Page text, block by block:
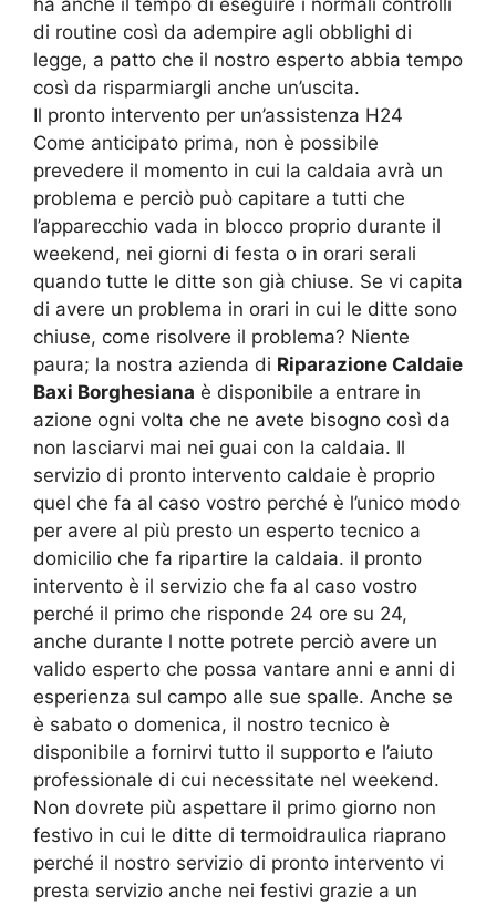
di routine così da adempire agli obblighi di
legge, a patto che il nostro esperto abbia tempo
così da risparmiargli anche un’uscita.
Il pronto intervento per un’assistenza H24
Come anticipato prima, non è possibile
prevedere il momento in cui la caldaia avrà un
problema e perciò può capitare a tutti che
l’apparecchio vada in blocco proprio durante il
weekend, nei giorni di festa o in orari serali
quando tutte le ditte son già chiuse. Se vi capita
di avere un problema in orari in cui le ditte sono
chiuse, come risolvere il problema? Niente
paura; la nostra azienda di Riparazione Caldaie
Baxi Borghesiana è disponibile a entrare in
azione ogni volta che ne avete bisogno così da
non lasciarvi mai nei guai con la caldaia. Il
servizio di pronto intervento caldaie è proprio
quel che fa al caso vostro perché è l’unico modo
per avere al più presto un esperto tecnico a
domicilio che fa ripartire la caldaia. il pronto
intervento è il servizio che fa al caso vostro
perché il primo che risponde 24 ore su 24,
anche durante l notte potrete perciò avere un
valido esperto che possa vantare anni e anni di
esperienza sul campo alle sue spalle. Anche se
è sabato o domenica, il nostro tecnico è
disponibile a fornirvi tutto il supporto e l’aiuto
professionale di cui necessitate nel weekend.
Non dovrete più aspettare il primo giorno non
festivo in cui le ditte di termoidraulica riaprano
perché il nostro servizio di pronto intervento vi
presta servizio anche nei festivi grazie a un